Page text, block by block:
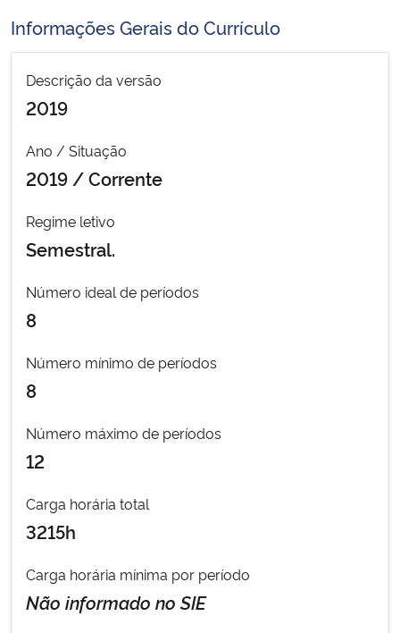
Ministério de Minas e Energia
Ministério da Ciência, Tecnologia, Inovações e Comunicações
Ministério do Turismo
Ministério do Desenvolvimento Regional
Ministério da Mulher, da Família e dos Direitos Humanos
Secretaria-Geral
Gabinete de Segurança Institucional
Advocacia-Geral da União
Informações Gerais do Currículo
Descrição da versão
2019
Ano / Situação
2019 / Corrente
Regime letivo
Semestral.
Número ideal de períodos
8
Número mínimo de períodos
8
Número máximo de períodos
12
Carga horária total
3215h
Carga horária mínima por período
Não informado no SIE